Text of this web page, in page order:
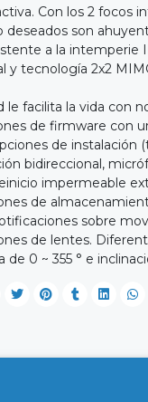
Con los 2 focos
deseados son
a la intemperie
y tecnología 2x2
le facilita la vida con
de firmware con
de instalación
bidireccional,
impermeable
de
sobre
de lentes.
de 0 ~ 355 ° e